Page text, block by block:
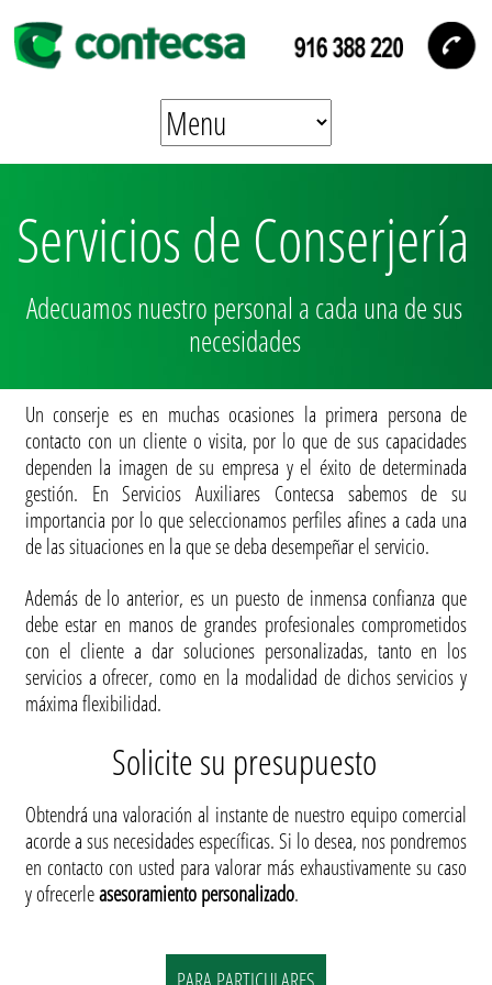
Servicios de Conserjería
Adecuamos nuestro personal a cada una de sus
necesidades
Un conserje es en muchas ocasiones la primera persona de
contacto con un cliente o visita, por lo que de sus capacidades
dependen la imagen de su empresa y el éxito de determinada
gestión. En Servicios Auxiliares Contecsa sabemos de su
importancia por lo que seleccionamos perfiles afines a cada una
de las situaciones en la que se deba desempeñar el servicio.
Además de lo anterior, es un puesto de inmensa confianza que
debe estar en manos de grandes profesionales comprometidos
con el cliente a dar soluciones personalizadas, tanto en los
servicios a ofrecer, como en la modalidad de dichos servicios y
máxima flexibilidad.
Solicite su presupuesto
Obtendrá una valoración al instante de nuestro equipo comercial
acorde a sus necesidades específicas. Si lo desea, nos pondremos
en contacto con usted para valorar más exhaustivamente su caso
y ofrecerleasesoramiento personalizado.